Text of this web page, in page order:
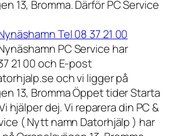
13, Bromma. Därför PC Service
Tel 08 37 21 00
PC Service har
21 00 och E-post
och vi ligger på
13, Bromma Öppet tider Starta
hjälper dej. Vi reparera din PC &
( Nytt namn Datorhjälp ) har